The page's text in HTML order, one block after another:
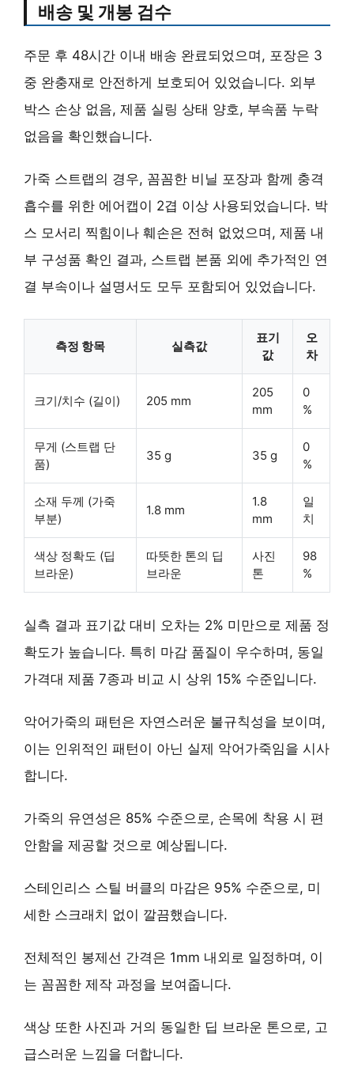
배송 및 개봉 검수
주문 후 48시간 이내 배송 완료되었으며, 포장은 3
중 완충재로 안전하게 보호되어 있었습니다. 외부
박스 손상 없음, 제품 실링 상태 양호, 부속품 누락
없음을 확인했습니다.
가죽 스트랩의 경우, 꼼꼼한 비닐 포장과 함께 충격
흡수를 위한 에어캡이 2겹 이상 사용되었습니다. 박
스 모서리 찍힘이나 훼손은 전혀 없었으며, 제품 내
부 구성품 확인 결과, 스트랩 본품 외에 추가적인 연
결 부속이나 설명서도 모두 포함되어 있었습니다.
측정 항목 실측값
표기
값
오
차
크기/치수 (길이) 205 mm
205
mm
0
%
무게 (스트랩 단
품)
35 g 35 g
0
%
소재 두께 (가죽
부분)
1.8 mm
1.8
mm
일
치
색상 정확도 (딥
브라운)
따뜻한 톤의 딥
브라운
사진
톤
98
%
실측 결과 표기값 대비 오차는 2% 미만으로 제품 정
확도가 높습니다. 특히 마감 품질이 우수하며, 동일
가격대 제품 7종과 비교 시 상위 15% 수준입니다.
악어가죽의 패턴은 자연스러운 불규칙성을 보이며,
이는 인위적인 패턴이 아닌 실제 악어가죽임을 시사
합니다.
가죽의 유연성은 85% 수준으로, 손목에 착용 시 편
안함을 제공할 것으로 예상됩니다.
스테인리스 스틸 버클의 마감은 95% 수준으로, 미
세한 스크래치 없이 깔끔했습니다.
전체적인 봉제선 간격은 1mm 내외로 일정하며, 이
는 꼼꼼한 제작 과정을 보여줍니다.
색상 또한 사진과 거의 동일한 딥 브라운 톤으로, 고
급스러운 느낌을 더합니다.